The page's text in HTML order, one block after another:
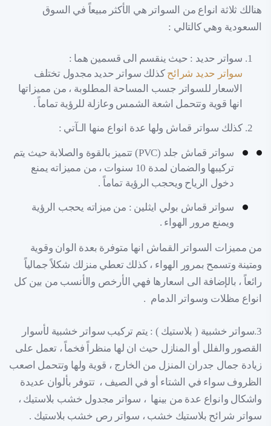
هنالك ثلاثة انواع من السواتر هي الأكثر مبيعاً في السوق
السعودية وهي كالتالي :
سواتر حديد : حيث ينقسم الى قسمين هما :
سواتر حديد شرائح كذلك سواتر حديد مجدول تختلف
الاسعار للسواتر جسب المساحة المطلوبة ، من مميزاتها
انها قوية وتتحمل اشعة الشمس وعازلة للرؤية تماماً .
كذلك سواتر قماش ولها عدة انواع منها الـآتي :
سواتر قماش جلد (PVC) تتميز بالقوة والصلابة حيث يتم
تركيبها والضمان لمدة 10 سنوات ، من مميزاته يمنع
دخول الرياح ويحجب الرؤية تماماً .
سواتر قماش بولي ايثلين : من ميزاته يحجب الرؤية
ويمنع مرور الهواء .
من مميزات السواتر القماش انها متوفرة بعدة الوان وقوية
ومتينة وتسمح بمرور الهواء ، كذلك تعطي منزلك شكلاً جمالياً
رائعاً ، بالإضافة الى اسعارها فهي الأرخص والأنسب من بين كل
انواع مظلات وسواتر الدمام .
3.سواتر خشبية ( بلاستيك ) : يتم تركيب سواتر خشبية لأسوار
القصور والفلل أو المنازل حيث ان لها منظراً فخماً ، تعمل على
زيادة جمال جدران المنزل من الخارج ، قوية ولها وتتحمل اصعب
الظروف سواء في الشتاء أو في الصيف ، تتوفر بألوان عديدة
واشكال وانواع عدة من بينها ، سواتر مجدول خشب بلاستيك ،
سواتر شرائح بلاستيك خشب ، سواتر رص خشب بلاستيك .